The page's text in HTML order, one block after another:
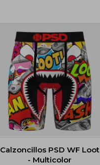
Calzoncillos PSD WF Loot
- Multicolor